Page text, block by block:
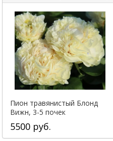
Пион травянистый Блонд
Вижн, 3-5 почек
5500 руб.